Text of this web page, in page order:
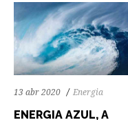
13 abr 2020 Energia
ENERGIA AZUL, A